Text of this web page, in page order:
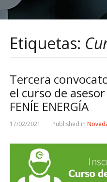
Etiquetas:
Tercera
el curso de
FENÍE ENERGÍA
17/02/2021 Published in